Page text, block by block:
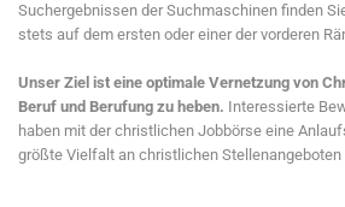
Suchergebnissen der Suchmaschinen finden
stets auf dem ersten oder einer der vorderen
Unser Ziel ist eine optimale Vernetzung von
Beruf und Berufung zu heben. Interessierte
haben mit der christlichen Jobbörse eine
größte Vielfalt an christlichen